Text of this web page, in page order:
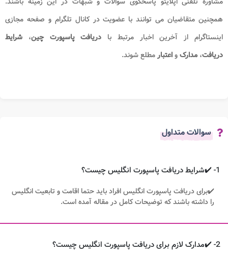
همچنین متقاضیان می توانند با عضویت در کانال تلگرام و صفحه مجازی
اینستاگرام از آخرین اخبار مرتبط با دریافتپاسپورت چین، شرایط
دریافت، مدارکواعتبارمطلع شوند.
سوالات متداول
1- ✔️شرایط دریافت پاسپورت انگلیس چیست؟
✔️برای دریافت پاسپورت انگلیس افراد باید حتما اقامت و تابعیت انگلیس
را داشته باشند که توضیحات کامل در مقاله آمده است.
2- ✔️مدارک لازم برای دریافت پاسپورت انگلیس چیست؟